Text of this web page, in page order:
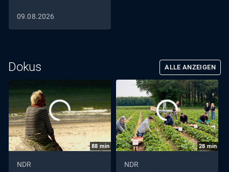
09.08.2026
Dokus ALLE ANZEIGEN
88 min
NDR
28min
NDR